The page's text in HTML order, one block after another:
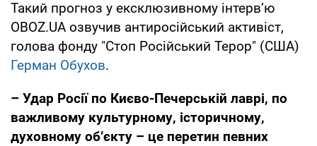
Такий прогноз у ексклюзивному інтерв’ю
OBOZ.UA озвучив антиросійський активіст,
голова фонду "Стоп Російський Терор" (США)
Герман Обухов.
– Удар Росії по Києво-Печерській лаврі, по
важливому культурному, історичному,
духовному об’єкту – це перетин певних